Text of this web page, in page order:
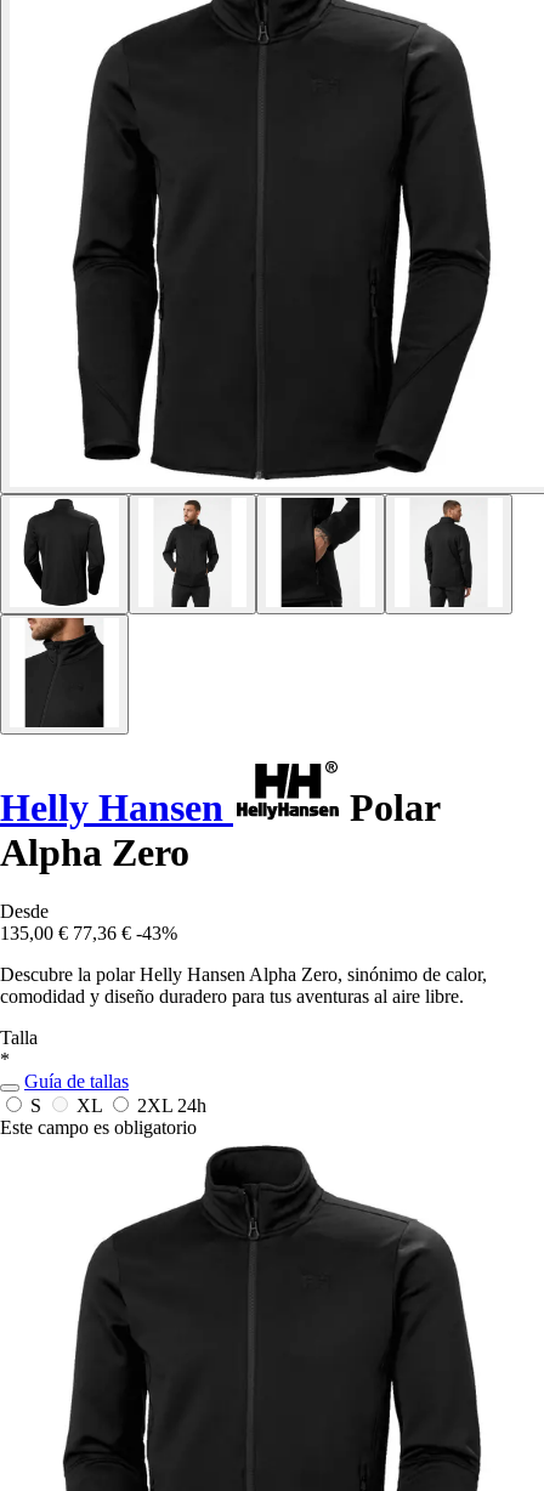
Helly Hansen
Polar
Alpha Zero
Desde
135,00 € 77,36 € -43%
Descubre la polar Helly Hansen Alpha Zero, sinónimo de calor,
comodidad y diseño duradero para tus aventuras al aire libre.
Talla
*
Guía de tallas
S
XL 2XL 24h
Este campo es obligatorio